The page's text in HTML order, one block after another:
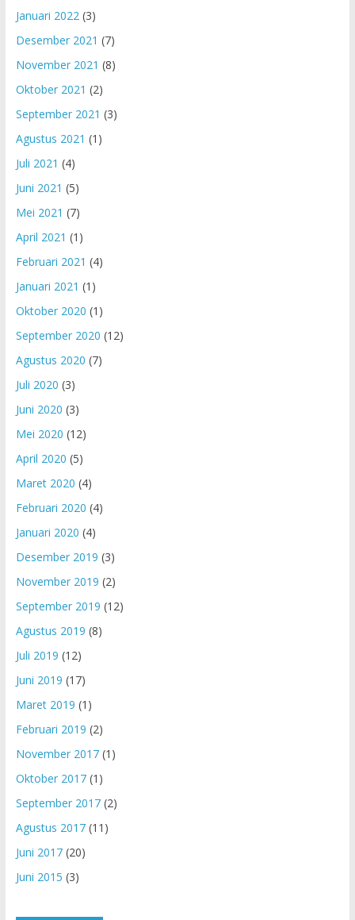
Januari 2022(3)
Desember 2021 (7)
November 2021 (8)
Oktober 2021 (2)
September 2021 (3)
Agustus 2021 (1)
Juli 2021 (4)
Juni 2021 (5)
Mei 2021 (7)
April 2021 (1)
Februari 2021 (4)
Januari 2021 (1)
Oktober 2020 (1)
September 2020 (12)
Agustus 2020 (7)
Juli 2020 (3)
Juni 2020 (3)
Mei 2020 (12)
April 2020 (5)
Maret 2020 (4)
Februari 2020 (4)
Januari 2020 (4)
Desember 2019 (3)
November 2019 (2)
September 2019 (12)
Agustus 2019 (8)
Juli 2019 (12)
Juni 2019 (17)
Maret 2019 (1)
Februari 2019 (2)
November 2017(1)
Oktober 2017(1)
September 2017(2)
Agustus 2017(11)
Juni 2017(20)
Juni 2015 (3)